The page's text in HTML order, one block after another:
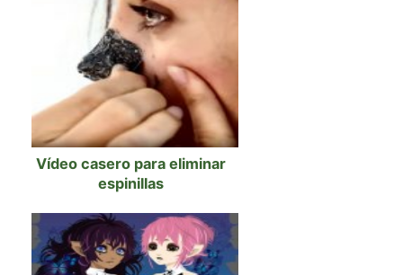
Vídeo casero para eliminar
espinillas